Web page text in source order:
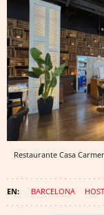
Restaurante Casa
BARCELONA